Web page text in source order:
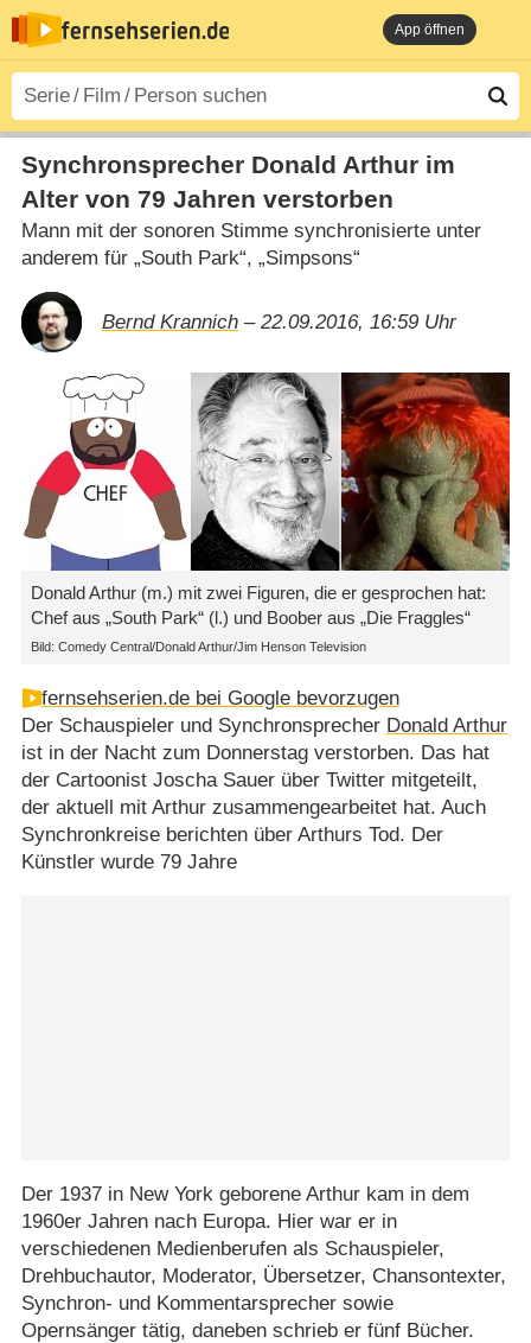
App öffnen
Synchronsprecher Donald Arthur im
Alter von 79 Jahren verstorben
Mann mit der sonoren Stimme synchronisierte unter
anderem für „South Park“, „Simpsons“
Bernd Krannich– 22.09.2016, 16:59 Uhr
Donald Arthur (m.) mit zwei Figuren, die er gesprochen hat:
Chef aus „South Park“ (l.) und Boober aus „Die Fraggles“
Bild: Comedy Central/Donald Arthur/Jim Henson Television
fernsehserien.de bei Google bevorzugen
Der Schauspieler und Synchronsprecher Donald Arthur
ist in der Nacht zum Donnerstag verstorben. Das hat
der Cartoonist Joscha Sauer über Twitter mitgeteilt,
der aktuell mit Arthur zusammengearbeitet hat. Auch
Synchronkreise berichten über Arthurs Tod. Der
Künstler wurde 79 Jahre
Der 1937 in New York geborene Arthur kam in dem
1960er Jahren nach Europa. Hier war er in
verschiedenen Medienberufen als Schauspieler,
Drehbuchautor, Moderator, Übersetzer, Chansontexter,
Synchron- und Kommentarsprecher sowie
Opernsänger tätig, daneben schrieb er fünf Bücher.